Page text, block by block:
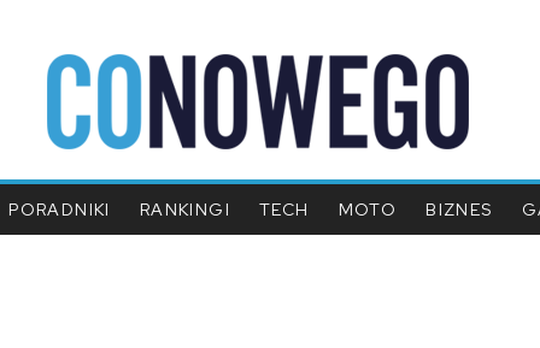
PORADNIKI RANKINGI TECH MOTO BIZNES